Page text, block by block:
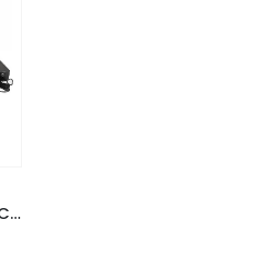
Pulvérisateur électrique ECO SPRAYER III